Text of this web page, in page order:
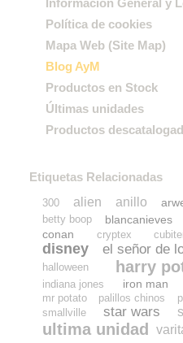
Política de cookies
Mapa Web (Site Map)
Blog AyM
Productos en Stock
Últimas unidades
Productos
Etiquetas Relacionadas
300 alien anillo
betty boop blancanieves
conan cryptex
disney el señor de
halloween harry
indiana jones
iron man
mr potato palillos chinos
smallville
star wars
ultima unidad